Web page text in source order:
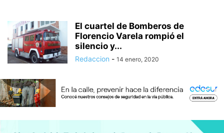
El cuartel de Bomberos de
Florencio Varela rompió el
silencio y...
Redaccion - 14 enero, 2020